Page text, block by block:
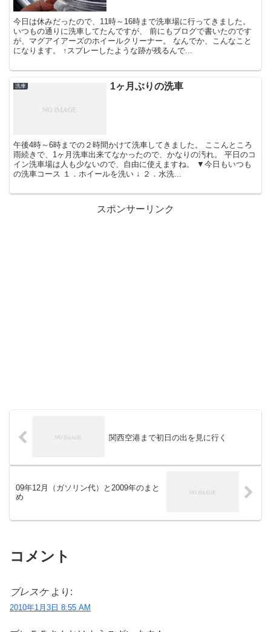
今日は休みだったので、11時～16時まで洗車場に行ってきました。
いつもの通りに洗車してたんですが、 前にもブログで書いたのです
が、マグアイアーズのホイールクリーナー。 なんでか、こんなこと
になります。 ↑スプレーしたような跡が残るんで...
洗車 1ヶ月ぶりの洗車
午後4時～6時までの２時間かけて洗車してきました。 ここんところ
雨続きで、1ヶ月洗車出来てなかったので、かなりの汚れ。 平日のコ
イン洗車場は人も少ないので、自由に使えますね。 ▼今日もいつも
の洗車コース １．ホイールを洗い ↓ ２．水洗...
スポンサーリンク
関西空港まで初日の出を見に行く
09年12月（ガソリン代）と2009年のまと
め
コメント
ブレスケ より:
2010年1月3日 8:55 AM